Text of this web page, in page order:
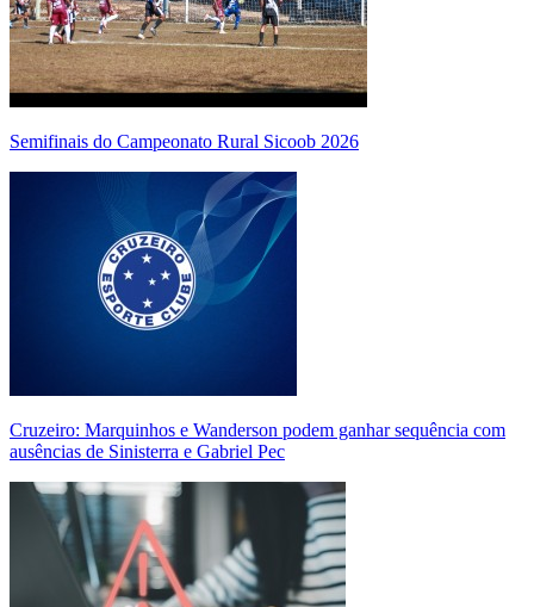
Semifinais do Campeonato Rural Sicoob 2026
Cruzeiro: Marquinhos e Wanderson podem ganhar sequência com
ausências de Sinisterra e Gabriel Pec